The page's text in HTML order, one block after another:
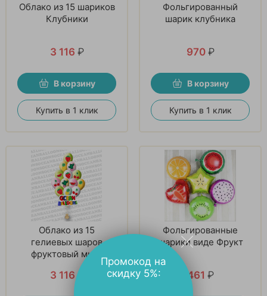
Облако из 15 шариков
Клубники
3 116 ₽
В корзину
Купить в 1 клик
Фольгированный
шарик клубника
970 ₽
В корзину
Купить в 1 клик
Облако из 15
гелиевых шаров
фруктовый микс
3 116₽
Фольгированные
шарики виде Фрукт
461 ₽
Промокод на
скидку 5%: